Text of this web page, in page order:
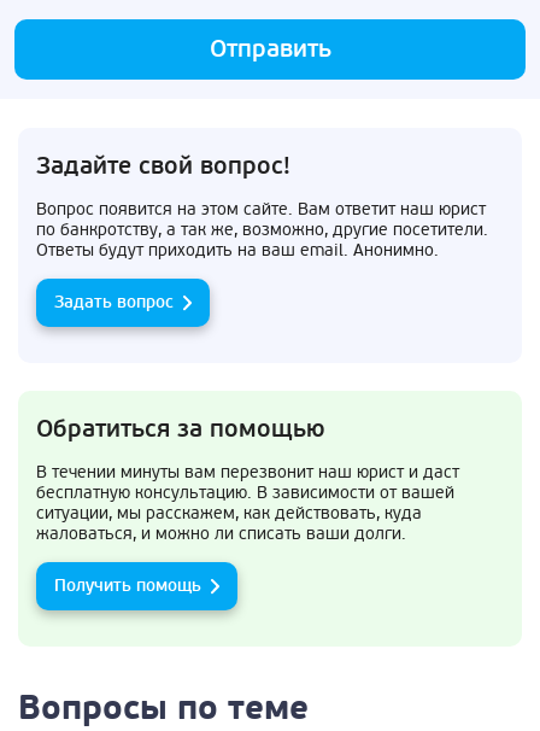
Отправить
Задайте свой вопрос!
Вопрос появится на этом сайте. Вам ответит наш юрист
по банкротству, а так же, возможно, другие посетители.
Ответы будут приходить на ваш email. Анонимно.
Задать вопрос
Обратиться за помощью
В течении минуты вам перезвонит наш юрист и даст
бесплатную консультацию. В зависимости от вашей
ситуации, мы расскажем, как действовать, куда
жаловаться, и можно ли списать ваши долги.
Получить помощь
Вопросы по теме